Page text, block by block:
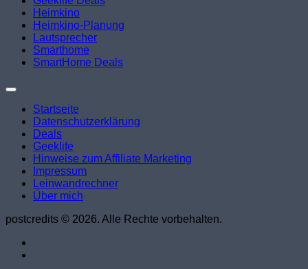
Heimkino
Heimkino-Planung
Lautsprecher
Smarthome
SmartHome Deals
Startseite
Datenschutzerklärung
Deals
Geeklife
Hinweise zum Affiliate Marketing
Impressum
Leinwandrechner
Über mich
postcredits © 2026. Alle Rechte vorbehalten.